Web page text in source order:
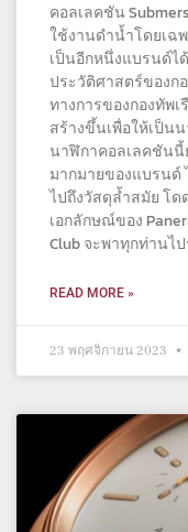
คอลเลคชัน
ใช้งานดำน้ำโดยเฉ
เป็นอีกหนึ่งแบรนด์ไ
ประวัติศาสตร์ของก
ทางการของกองทัพเ
สร้างขึ้นเพื่อให้เป็น
นาฬิกาคอลเลคชันนี้
มากมายของแบรนด์
ไปถึงวัสดุล้ำสมัย โ
เอกลักษณ์ของ
Club จะพาทุกท่านไ
READ MORE »
23 พฤศจิกายน 2023